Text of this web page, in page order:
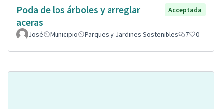
Poda de los árboles y arreglar
aceras
Acceptada
José Municipio Parques y Jardines Sostenibles 7 0